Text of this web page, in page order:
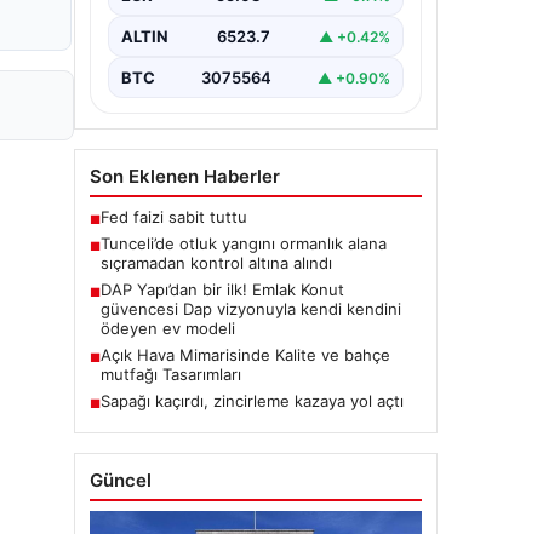
Karyemez köyleri arasında bulunan
belirlenemeyen bir nedenle…
ALTIN 6523.7 ▲ +0.42%
BTC 3075564 ▲ +0.90%
Son Eklenen Haberler
■Fed faizi sabit tuttu
■Tunceli’de otluk yangını ormanlık alana
sıçramadan kontrol altına alındı
■DAP Yapı’dan bir ilk! Emlak Konut
güvencesi Dap vizyonuyla kendi kendini
ödeyen ev modeli
■Açık Hava Mimarisinde Kalite ve bahçe
mutfağı Tasarımları
■Sapağı kaçırdı, zincirleme kazaya yol açtı
Güncel